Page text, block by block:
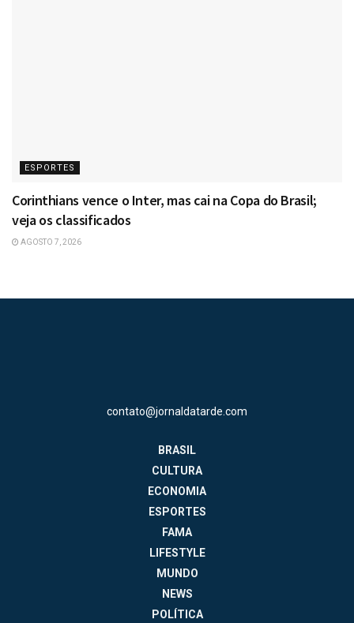
ESPORTES
Corinthians vence o Inter, mas cai na Copa do Brasil;
veja os classificados
AGOSTO 7, 2026
contato@jornaldatarde.com
BRASIL
CULTURA
ECONOMIA
ESPORTES
FAMA
LIFESTYLE
MUNDO
NEWS
POLÍTICA